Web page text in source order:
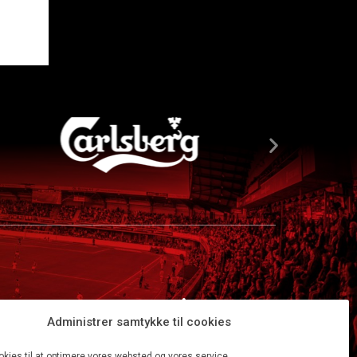
Administrer samtykke til cookies